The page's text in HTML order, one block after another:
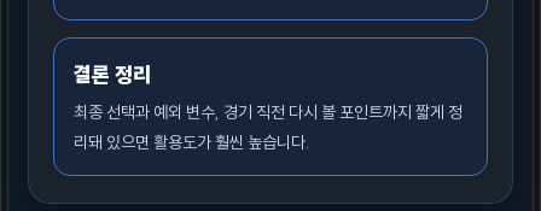
결론 정리
최종 선택과 예외 변수, 경기 직전 다시 볼 포인트까지 짧게 정
리돼 있으면 활용도가 훨씬 높습니다.